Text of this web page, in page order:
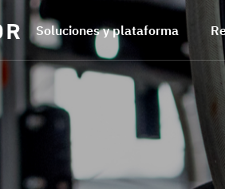
Soluciones y plataforma